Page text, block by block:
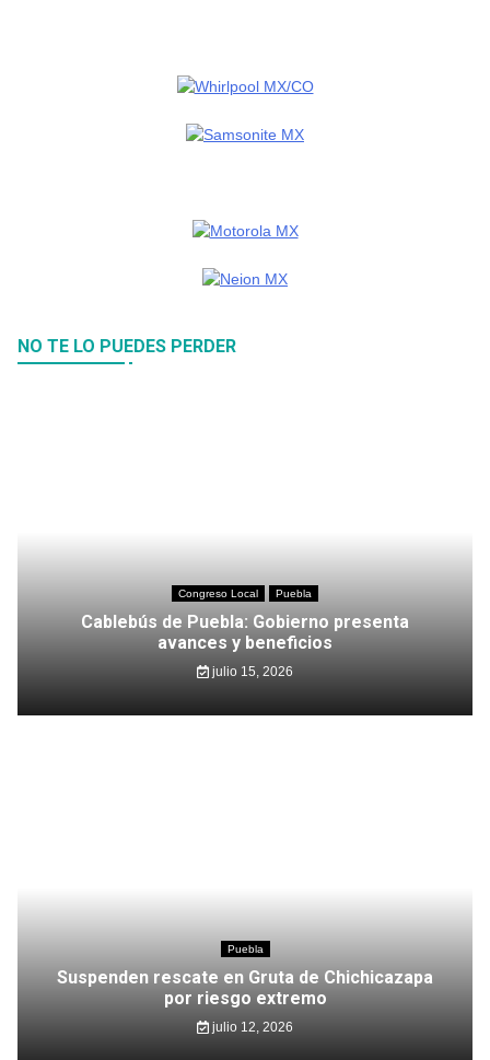
NO TE LO PUEDES PERDER
Congreso Local Puebla
Cablebús de Puebla: Gobierno presenta
avances y beneficios
julio 15, 2026
Puebla
Suspenden rescate en Gruta de Chichicazapa
por riesgo extremo
julio 12, 2026